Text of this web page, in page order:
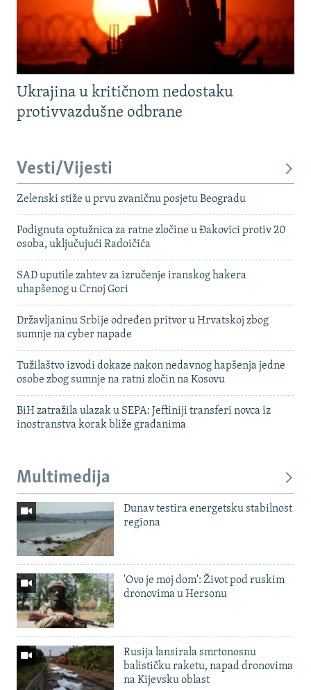
Ukrajina u kritičnom nedostaku
protivvazdušne odbrane
Vesti/Vijesti
Zelenski stiže u prvu zvaničnu posjetu Beogradu
Podignuta optužnica za ratne zločine u Đakovici protiv 20
osoba, uključujući Radoičića
SAD uputile zahtev za izručenje iranskog hakera
uhapšenog u Crnoj Gori
Državljaninu Srbije određen pritvor u Hrvatskoj zbog
sumnje na cyber napade
Tužilaštvo izvodi dokaze nakon nedavnog hapšenja jedne
osobe zbog sumnje na ratni zločin na Kosovu
BiH zatražila ulazak u SEPA: Jeftiniji transferi novca iz
inostranstva korak bliže građanima
Multimedija
Dunav testira energetsku stabilnost
regiona
'Ovo je moj dom': Život pod ruskim
dronovima u Hersonu
Rusija lansirala smrtonosnu
balističku raketu, napad dronovima
na Kijevsku oblast